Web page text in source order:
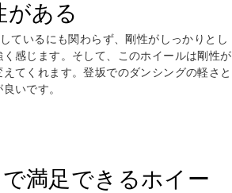
ある
ているにも関わらず、剛性がしっかりとし
感じます。そして、このホイールは剛性が
てくれます。登坂でのダンシングの軽さと
いです。
満足できるホイー